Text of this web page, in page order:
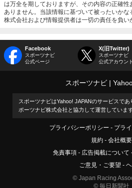
は万全を期しておりますが、その内容の正確
ありません。当該情報に基づいて被ったいか
株式会社および情報提供者は一切の責任を負い
Facebook
スポーツナビ
公式ページ
X(旧Twitter)
スポーツナビ
公式アカウント
スポーツナビ
スポーツナビはYahoo! JAPANのサービスで
ポーツナビ株式会社と協力して運営しています
プライバシーポリシー
プラ
規約
会社概要
免責事項
広告掲載について
ご意見・ご要望
© Japan Racing
© 毎日新聞社